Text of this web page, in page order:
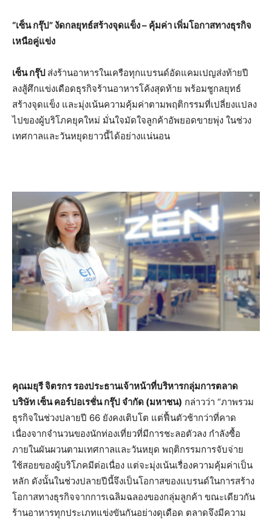
“เซ็น กรุ๊ป” งัดกลยุทธ์สร้างจุดแข็ง – คุ้มค่า เพิ่มโอกาสทางธุรกิจ
เหนือคู่แข่ง
เซ็น กรุ๊ป ส่งร้านอาหารในเครือทุกแบรนด์อัดแคมเปญส่งท้ายปี
ลงสู้ศึกแข่งเดือดธุรกิจร้านอาหารโค้งสุดท้าย พร้อมชูกลยุทธ์
สร้างจุดแข็ง และมุ่งเน้นความคุ้มค่าตามพฤติกรรมที่เปลี่ยงแปลง
ไปของผู้บริโภคยุคใหม่ มั่นใจมัดใจลูกค้าอัพยอดขายพุ่ง ในช่วง
เทศกาลและวันหยุดยาวนี้ได้อย่างแน่นอน
คุณมยุรี จิตรกร รองประธานเจ้าหน้าที่บริหารกลุ่มการตลาด
บริษัท เซ็น คอร์ปอเรชั่น กรุ๊ป จำกัด (มหาชน) กล่าวว่า “ภาพรวม
ธุรกิจในช่วงปลายปี 66 ยังคงเติบโต แต่ฟื้นตัวช้ากว่าที่คาด
เนื่องจากจำนวนของนักท่องเที่ยวที่มีการชะลอตัวลง กำลังซื้อ
ภายในผันผวนตามเทศกาลและวันหยุด พฤติกรรมการจับจ่าย
ใช้สอยของผู้บริโภคมีต่อเนื่อง แต่จะมุ่งเน้นเรื่องความคุ้มค่าเป็น
หลัก ดังนั้นในช่วงปลายปีนี้จึงเป็นโอกาสของแบรนด์ในการสร้าง
โอกาสทางธุรกิจจากการเฉลิมฉลองของกลุ่มลูกค้า ขณะเดียวกัน
ร้านอาหารทุกประเภทแข่งขันกันอย่างดุเดือด ตลาดจึงมีความ